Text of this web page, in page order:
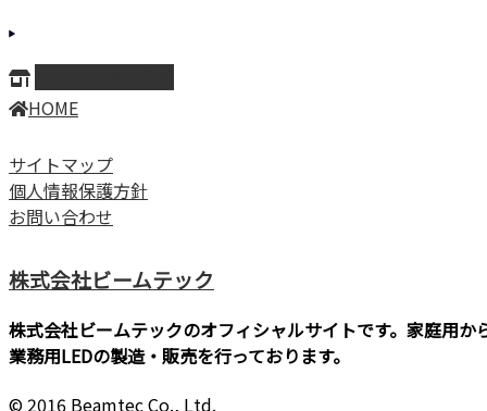
HOME
サイトマップ
個人情報保護方針
お問い合わせ
株式会社ビームテック
株式会社ビームテックのオフィシャルサイトです。家庭用か
業務用LEDの製造・販売を行っております。
© 2016 Beamtec Co., Ltd.